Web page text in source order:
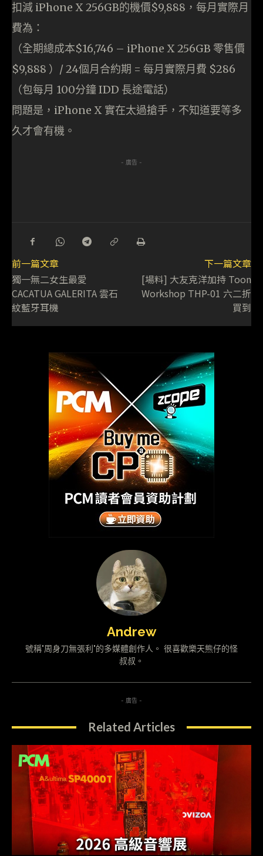
扣減 iPhone X 256GB的機價$9,888，每月實際月
費為：
（全期總成本$16,746 – iPhone X 256GB 零售價
$9,888 ）/ 24個月合約期 = 每月實際月費 $286
（包每月 100分鐘 IDD 長途電話）
問題是，iPhone X 實在太過搶手，不知道要等多
久才會有機。
- 廣告 -
前一篇文章
獨一無二女生最愛
CACATUA GALERITA 雲石
紋藍牙耳機
下一篇文章
[場料] 大友克洋加持 Toon
Workshop THP-01 六二折
買到
Andrew
號稱"周身刀無張利"的多媒體創作人。 很喜歡樂天熊仔的怪
叔叔。
- 廣告 -
Related Articles